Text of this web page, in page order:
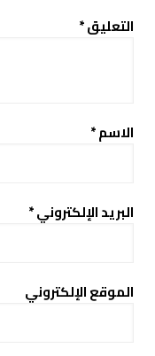
التعليق*
الاسم*
البريد الإلكتروني*
الموقع الإلكتروني